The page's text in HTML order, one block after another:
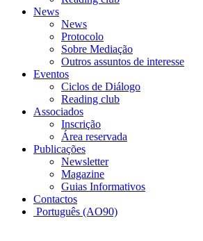
News
News
Protocolo
Sobre Mediação
Outros assuntos de interesse
Eventos
Ciclos de Diálogo
Reading club
Associados
Inscrição
Área reservada
Publicações
Newsletter
Magazine
Guias Informativos
Contactos
Português (AO90)